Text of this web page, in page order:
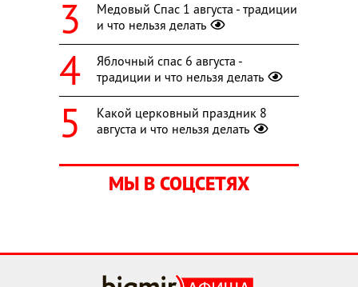
Медовый Спас 1 августа - традиции
и что нельзя делать
Яблочный спас 6 августа -
традиции и что нельзя делать
Какой церковный праздник 8
августа и что нельзя делать
МЫ В СОЦСЕТЯХ